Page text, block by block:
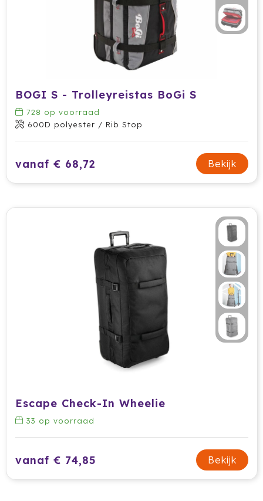
BOGI S - Trolleyreistas BoGi S
728 op voorraad
600D polyester / Rib Stop
vanaf € 68,72 Bekijk
Escape Check-In Wheelie
33 op voorraad
vanaf € 74,85 Bekijk